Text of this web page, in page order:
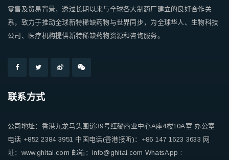
零售及贸易背景，透过长期以来与全球各大制药厂建立的良好合作关
系，致力于推动全球新特稀缺药物与世界同步，为全球华人、生物科技
公司、医疗机构提供新特稀缺药物资源和咨询服务。
联系方式
公司地址：香港九龙马头围道39号红磡商业中心A座4楼10A室 办公室
电话 +852 2384 3951 中国电话(香港接听)：+86 147 1623 3633 网
址：www.ghitai.com 邮箱：info@ghitai.com WhatsApp :